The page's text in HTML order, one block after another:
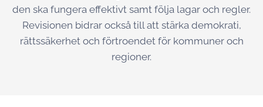
den ska fungera effektivt samt följa lagar och regler.
Revisionen bidrar också till att stärka demokrati,
rättssäkerhet och förtroendet för kommuner och
regioner.